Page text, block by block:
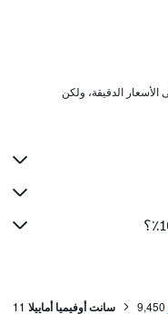
9,450 سانت أوفيميا أماييلا 11